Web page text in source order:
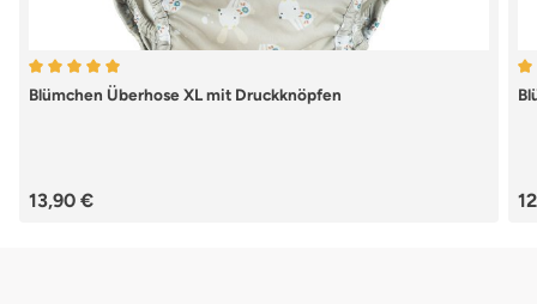
Durchschnittliche Bewertung von 5 von 5 Sternen
Blümchen Überhose XL mit Druckknöpfen
Regulärer Preis:
13,90 €